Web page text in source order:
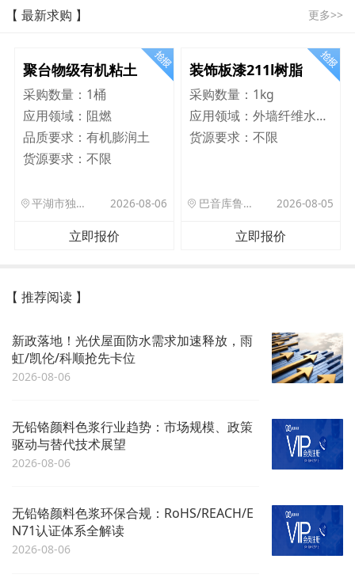
【 最新求购 】 更多>>
聚台物级有机粘土
采购数量： 1桶
应用领域： 阻燃
品质要求： 有机膨润土
货源要求： 不限
平湖市独山港镇集港路 589 号 2026-08-06
立即报价
装饰板漆211l树脂
采购数量： 1kg
应用领域：
外墙纤维水泥板
货源要求：不限
巴音库鲁提镇,托帕口岸六号库房 2026-08-05
立即报价
【 推荐阅读 】
新政落地！光伏屋面防水需求加速释放，雨
虹/凯伦/科顺抢先卡位
2026-08-06
无铅铬颜料色浆行业趋势：市场规模、政策
驱动与替代技术展望
2026-08-06
无铅铬颜料色浆环保合规：RoHS/REACH/E
N71认证体系全解读
2026-08-06